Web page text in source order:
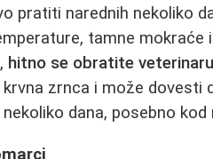
pratiti narednih nekoliko
tamne mokraće
hitno se obratite veterinaru
zrnca i može dovesti
dana, posebno kod